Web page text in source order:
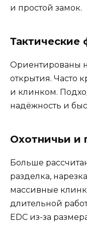
и простой замок.
Ориентированы
открытия. Часто
и клинком.
надёжность и
Охотничьи и
Больше
разделка,
массивные
длительной
EDC из-за